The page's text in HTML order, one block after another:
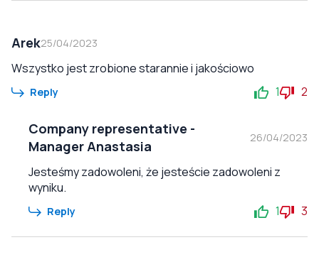
Arek25/04/2023
Wszystko jest zrobione starannie i jakościowo
Reply 1 2
Company representative -
Manager Anastasia
26/04/2023
Jesteśmy zadowoleni, że jesteście zadowoleni z
wyniku.
Reply 1 3